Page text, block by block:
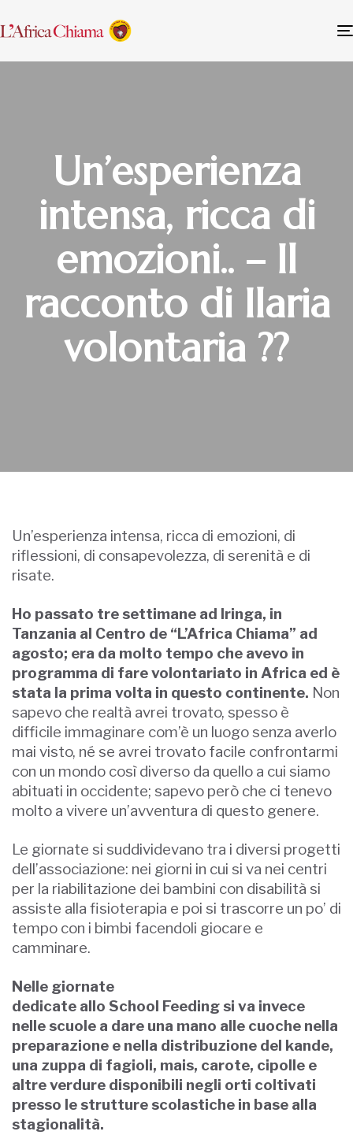
Un’esperienza
intensa, ricca di
emozioni.. – Il
racconto di Ilaria
volontaria ??
Un’esperienza intensa, ricca di emozioni, di
riflessioni, di consapevolezza, di serenità e di
risate.
Ho passato tre settimane ad Iringa, in
Tanzania al Centro de “L’Africa Chiama” ad
agosto; era da molto tempo che avevo in
programma di fare volontariato in Africa ed è
stata la prima volta in questo continente. Non
sapevo che realtà avrei trovato, spesso è
difficile immaginare com’è un luogo senza averlo
mai visto, né se avrei trovato facile confrontarmi
con un mondo così diverso da quello a cui siamo
abituati in occidente; sapevo però che ci tenevo
molto a vivere un’avventura di questo genere.
Le giornate si suddividevano tra i diversi progetti
dell’associazione: nei giorni in cui si va nei centri
per la riabilitazione dei bambini con disabilità si
assiste alla fisioterapia e poi si trascorre un po’ di
tempo con i bimbi facendoli giocare e
camminare.
Nelle giornate
dedicate allo School Feeding si va invece
nelle scuole a dare una mano alle cuoche nella
preparazione e nella distribuzione del kande,
una zuppa di fagioli, mais, carote, cipolle e
altre verdure disponibili negli orti coltivati
presso le strutture scolastiche in base alla
stagionalità.